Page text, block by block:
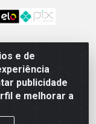
e de
publicidade
e melhorar a
Norte), Alameda
CEP 77.006-540 -